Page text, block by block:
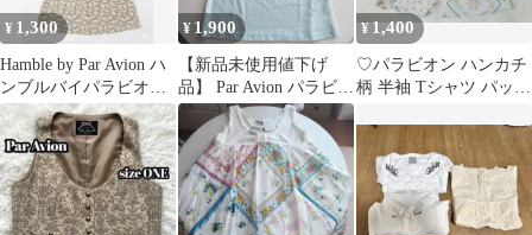
¥ 1,300
Hamble by Par Avion ハ
ンブルバイパラビオン
リボン柄ワンピース
¥ 1,900
【新品未使用値下げ
品】 Par Avion パラビオ
ン花刺繍半袖Tシャツ
¥1,400
♡パラビオン ハンカチ
柄 半袖 Tシャツ パッチ